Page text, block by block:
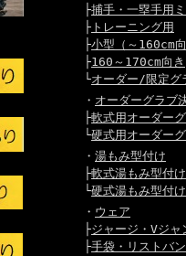
├捕手・一塁手用
├ トレーニング用
├小型（～160cm
├160～170cm向き
└オーダー/限定グ
・ オーダーグラブ
├軟式用オーダー
└硬式用オーダー
・ 湯もみ型付け
├軟式湯もみ型付け
└硬式湯もみ型付け
・ ウェア
├ジャージ・Vジャ
├手袋・リストバ